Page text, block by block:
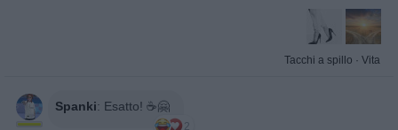
Tacchi a spillo · Vita
Spanki: Esatto! ☕🤗
2